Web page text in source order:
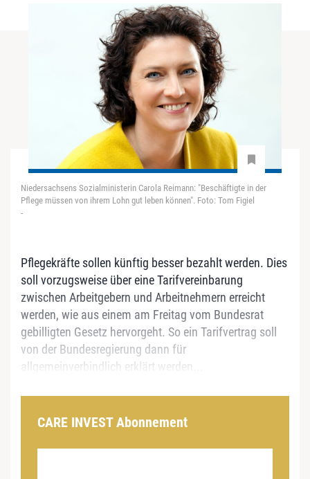
Niedersachsens Sozialministerin Carola Reimann: "Beschäftigte in der
Pflege müssen von ihrem Lohn gut leben können". Foto: Tom Figiel
-
Pflegekräfte sollen künftig besser bezahlt werden. Dies
soll vorzugsweise über eine Tarifvereinbarung
zwischen Arbeitgebern und Arbeitnehmern erreicht
werden, wie aus einem am Freitag vom Bundesrat
gebilligten Gesetz hervorgeht. So ein Tarifvertrag soll
von der Bundesregierung dann für
allgemeinverbindlich erklärt werden...
CARE INVEST Abonnement